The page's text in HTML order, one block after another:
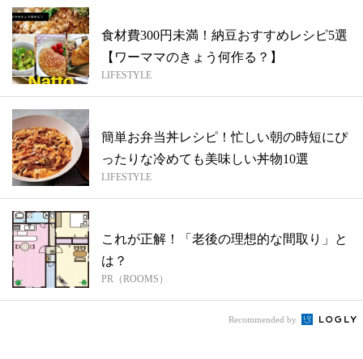
食材費300円未満！納豆おすすめレシピ5選
【ワーママのきょう何作る？】
LIFESTYLE
簡単お弁当丼レシピ！忙しい朝の時短にぴ
ったりな冷めても美味しい丼物10選
LIFESTYLE
これが正解！「老後の理想的な間取り」と
は？
PR（ROOMS）
Recommended by